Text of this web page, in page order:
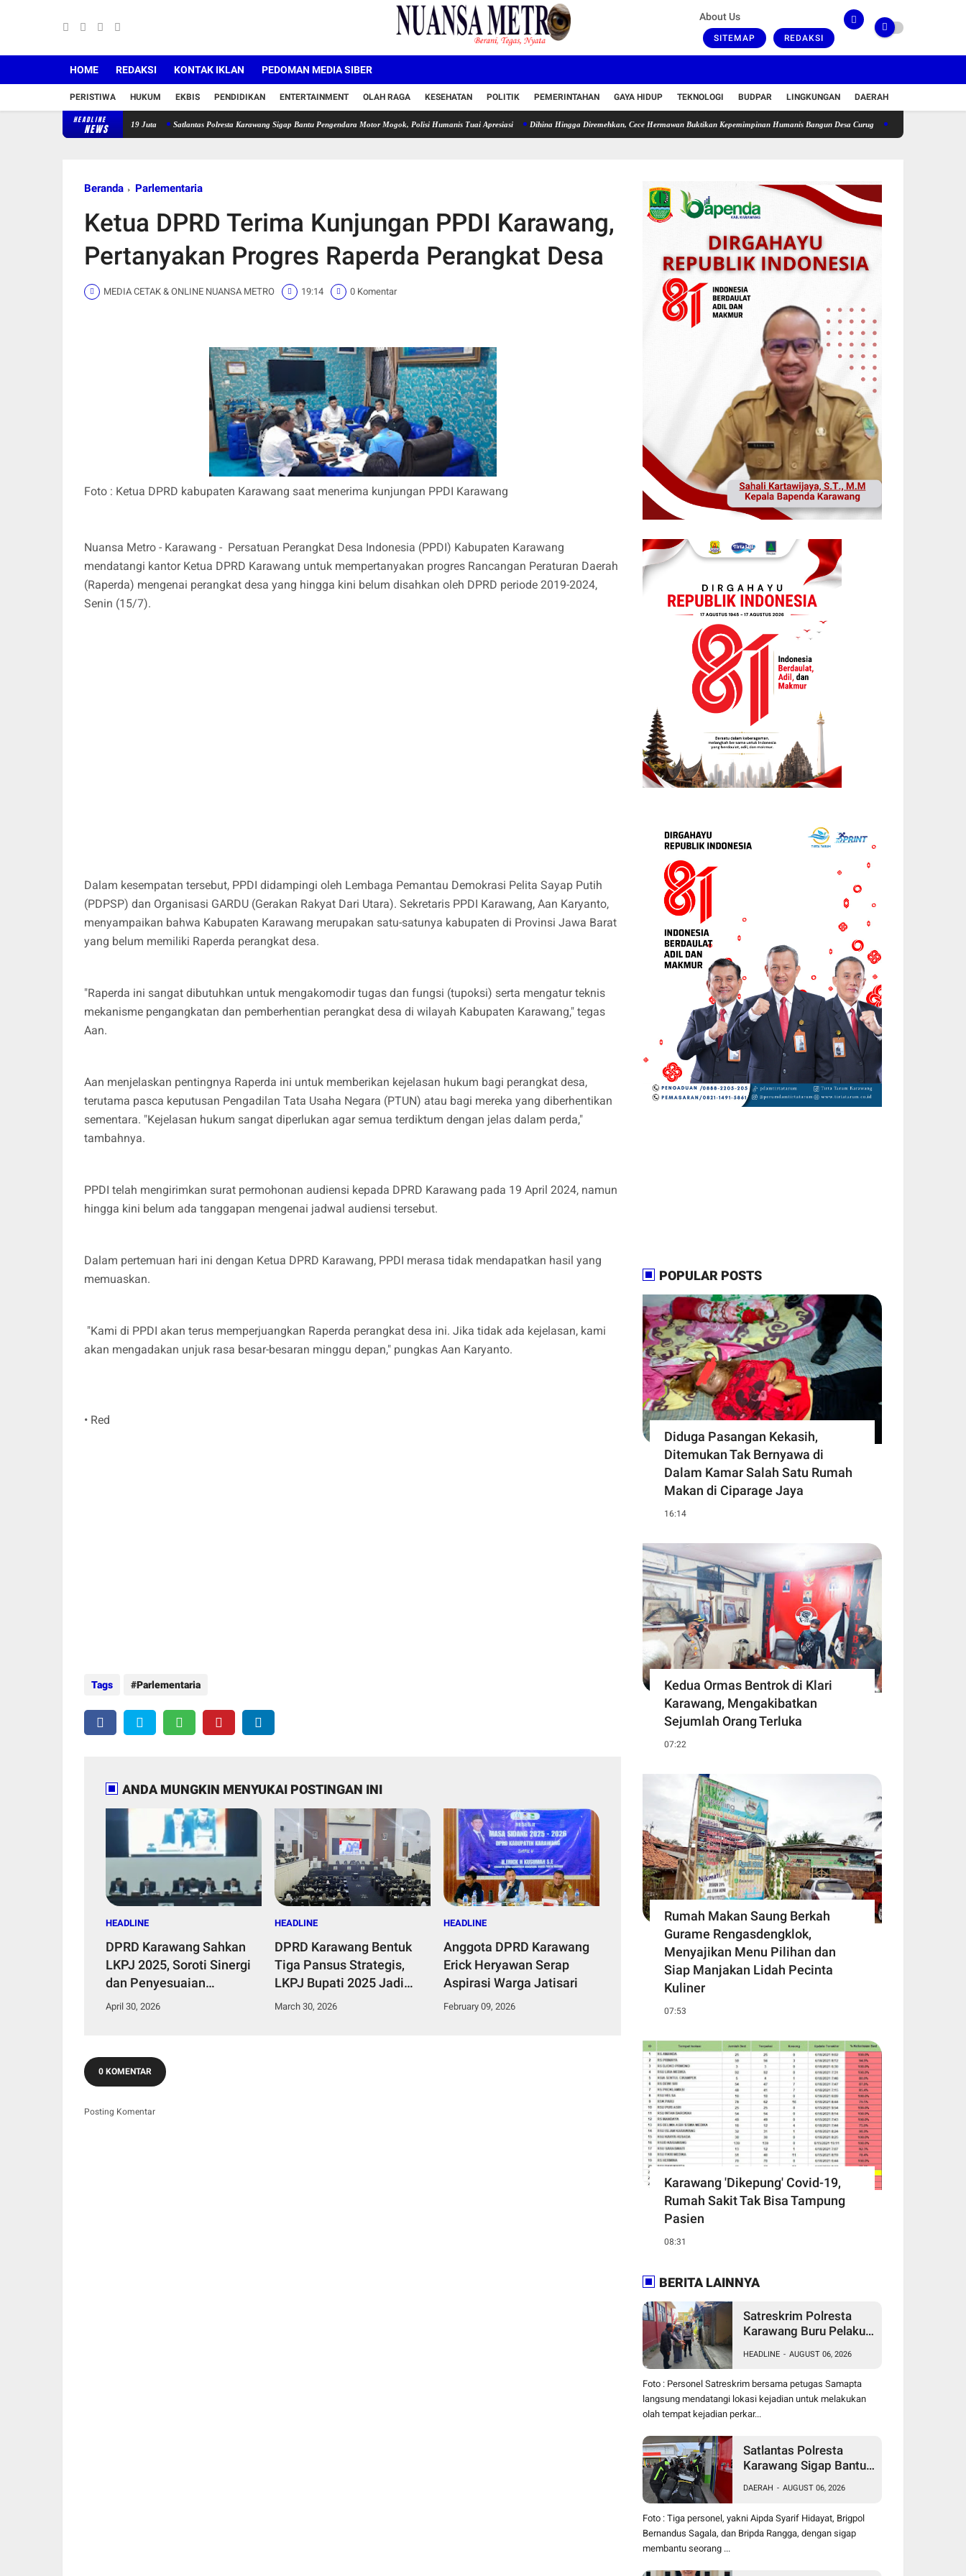
About Us
SITEMAP REDAKSI
HOME REDAKSI KONTAK IKLAN PEDOMAN MEDIA SIBER
PERISTIWA HUKUM EKBIS PENDIDIKAN ENTERTAINMENT OLAH RAGA KESEHATAN POLITIK PEMERINTAHAN GAYA HIDUP TEKNOLOGI BUDPAR LINGKUNGAN DAERAH
HEADLINE
NEWS
I, Korban Rugi Rp19 Juta Satlantas Polresta Karawang Sigap Bantu Pengendara Motor Mogok, Polisi Humanis Tuai Apresiasi Dihina Hingga Diremehkan, Cece Hermawan Buktikan Kepemimpinan Humanis Bangun Desa Curug Polsek Medan Area Ringkus
Beranda Parlementaria
Ketua DPRD Terima Kunjungan PPDI Karawang,
Pertanyakan Progres Raperda Perangkat Desa
MEDIA CETAK & ONLINE NUANSA METRO 19:14 0 Komentar
Foto : Ketua DPRD kabupaten Karawang saat menerima kunjungan PPDI Karawang
Nuansa Metro - Karawang - Persatuan Perangkat Desa Indonesia (PPDI) Kabupaten Karawang
mendatangi kantor Ketua DPRD Karawang untuk mempertanyakan progres Rancangan Peraturan Daerah
(Raperda) mengenai perangkat desa yang hingga kini belum disahkan oleh DPRD periode 2019-2024,
Senin (15/7).
Dalam kesempatan tersebut, PPDI didampingi oleh Lembaga Pemantau Demokrasi Pelita Sayap Putih
(PDPSP) dan Organisasi GARDU (Gerakan Rakyat Dari Utara). Sekretaris PPDI Karawang, Aan Karyanto,
menyampaikan bahwa Kabupaten Karawang merupakan satu-satunya kabupaten di Provinsi Jawa Barat
yang belum memiliki Raperda perangkat desa.
"Raperda ini sangat dibutuhkan untuk mengakomodir tugas dan fungsi (tupoksi) serta mengatur teknis
mekanisme pengangkatan dan pemberhentian perangkat desa di wilayah Kabupaten Karawang," tegas
Aan.
Aan menjelaskan pentingnya Raperda ini untuk memberikan kejelasan hukum bagi perangkat desa,
terutama pasca keputusan Pengadilan Tata Usaha Negara (PTUN) atau bagi mereka yang diberhentikan
sementara. "Kejelasan hukum sangat diperlukan agar semua terdiktum dengan jelas dalam perda,"
tambahnya.
PPDI telah mengirimkan surat permohonan audiensi kepada DPRD Karawang pada 19 April 2024, namun
hingga kini belum ada tanggapan mengenai jadwal audiensi tersebut.
Dalam pertemuan hari ini dengan Ketua DPRD Karawang, PPDI merasa tidak mendapatkan hasil yang
memuaskan.
"Kami di PPDI akan terus memperjuangkan Raperda perangkat desa ini. Jika tidak ada kejelasan, kami
akan mengadakan unjuk rasa besar-besaran minggu depan," pungkas Aan Karyanto.
• Red
Tags Parlementaria
ANDA MUNGKIN MENYUKAI POSTINGAN INI
HEADLINE
DPRD Karawang Sahkan
LKPJ 2025, Soroti Sinergi
dan Penyesuaian
Kebijakan 2026
April 30, 2026
HEADLINE
DPRD Karawang Bentuk
Tiga Pansus Strategis,
LKPJ Bupati 2025 Jadi
Sorotan
March 30, 2026
HEADLINE
Anggota DPRD Karawang
Erick Heryawan Serap
Aspirasi Warga Jatisari
February 09, 2026
0 KOMENTAR
Posting Komentar
POPULAR POSTS
Diduga Pasangan Kekasih,
Ditemukan Tak Bernyawa di
Dalam Kamar Salah Satu Rumah
Makan di Ciparage Jaya
16:14
Kedua Ormas Bentrok di Klari
Karawang, Mengakibatkan
Sejumlah Orang Terluka
07:22
Rumah Makan Saung Berkah
Gurame Rengasdengklok,
Menyajikan Menu Pilihan dan
Siap Manjakan Lidah Pecinta
Kuliner
07:53
Karawang 'Dikepung' Covid-19,
Rumah Sakit Tak Bisa Tampung
Pasien
08:31
BERITA LAINNYA
Satreskrim Polresta
Karawang Buru Pelaku
Palumbonsari I, Korban
Rugi Rp19 Juta
HEADLINE - AUGUST 06, 2026
Foto : Personel Satreskrim bersama petugas Samapta
langsung mendatangi lokasi kejadian untuk melakukan
olah tempat kejadian perkar...
Satlantas Polresta
Karawang Sigap Bantu
Mogok, Polisi Humanis
Tuai Apresiasi
DAERAH - AUGUST 06, 2026
Foto : Tiga personel, yakni Aipda Syarif Hidayat, Brigpol
Bernandus Sagala, dan Bripda Rangga, dengan sigap
membantu seorang ...